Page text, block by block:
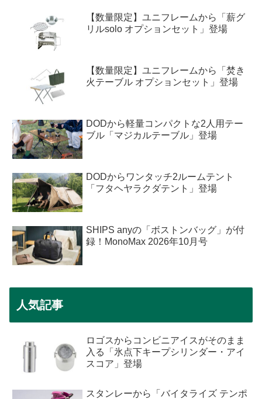
【数量限定】ユニフレームから「薪グ
リルsolo オプションセット」登場
【数量限定】ユニフレームから「焚き
火テーブル オプションセット」登場
DODから軽量コンパクトな2人用テー
ブル「マジカルテーブル」登場
DODからワンタッチ2ルームテント
「フタヘヤラクダテント」登場
SHIPS anyの「ボストンバッグ」が付
録！MonoMax 2026年10月号
人気記事
ロゴスからコンビニアイスがそのまま
入る「氷点下キープシリンダー・アイ
スコア」登場
スタンレーから「バイタライズ テンポ